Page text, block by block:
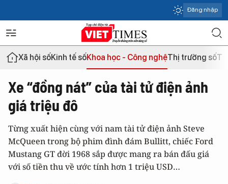
Đăng nhập
Xã hội sốKinh tế sốKhoa học - Công nghệThị trường số
Xe “đồng nát” của tài tử điện ảnh
giá triệu đô
Từng xuất hiện cùng với nam tài tử điện ảnh Steve
McQueen trong bộ phim đình đám Bullitt, chiếc Ford
Mustang GT đời 1968 sắp được mang ra bán đấu giá
với số tiền thu về ước tính hơn 1 triệu USD…